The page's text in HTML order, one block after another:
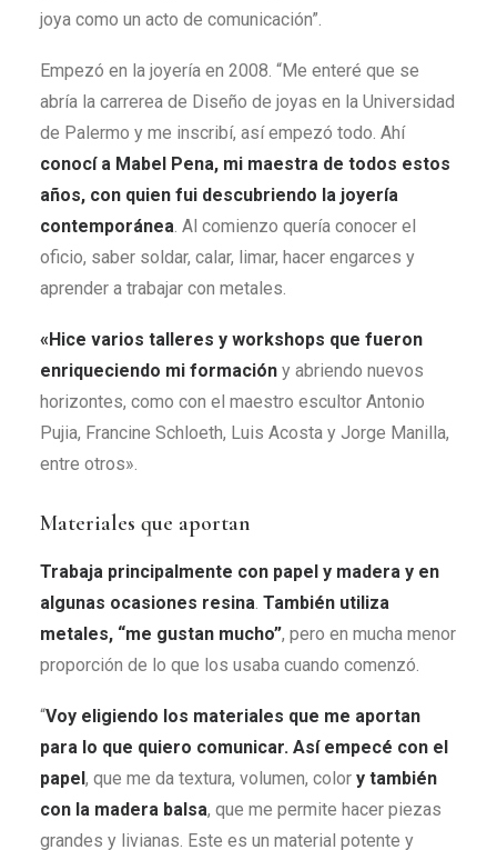
joya como un acto de comunicación”.
Empezó en la joyería en 2008. “Me enteré que se
abría la carrerea de Diseño de joyas en la Universidad
de Palermo y me inscribí, así empezó todo. Ahí
conocí a Mabel Pena, mi maestra de todos estos
años, con quien fui descubriendo la joyería
contemporánea. Al comienzo quería conocer el
oficio, saber soldar, calar, limar, hacer engarces y
aprender a trabajar con metales.
«Hice varios talleres y workshops que fueron
enriqueciendo mi formación y abriendo nuevos
horizontes, como con el maestro escultor Antonio
Pujia, Francine Schloeth, Luis Acosta y Jorge Manilla,
entre otros».
Materiales que aportan
Trabaja principalmente con papel y madera y en
algunas ocasiones resina. También utiliza
metales, “me gustan mucho”, pero en mucha menor
proporción de lo que los usaba cuando comenzó.
“Voy eligiendo los materiales que me aportan
para lo que quiero comunicar. Así empecé con el
papel, que me da textura, volumen, color y también
con la madera balsa, que me permite hacer piezas
grandes y livianas. Este es un material potente y